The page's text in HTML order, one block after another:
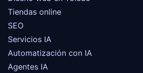
Tiendas online
SEO
Servicios IA
Automatización con IA
Agentes IA